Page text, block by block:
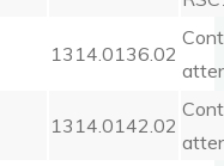
1314.0136.02
1314.0142.02